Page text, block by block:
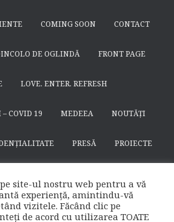
COMING SOON CONTACT
DE OGLINDĂ FRONT PAGE
LOVE. ENTER. REFRESH
COVID 19 MEDEEA NOUTĂȚI
PRESĂ PROIECTE
TEATRULAPROPO.RO
site-ul nostru web pentru a vă
experiență, amintindu-vă
vizitele. Făcând clic pe
de acord cu utilizarea TOATE